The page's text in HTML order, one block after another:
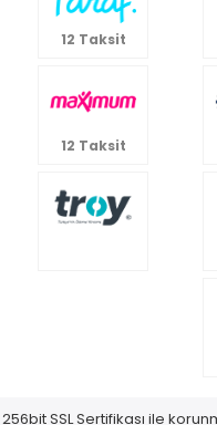
12 Taksit
12 Taksit
SSL Sertifikası ile